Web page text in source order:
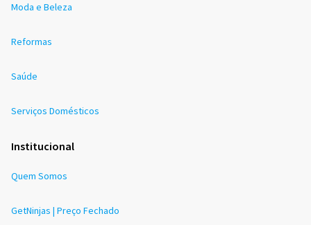
Moda e Beleza
Reformas
Saúde
Serviços Domésticos
Institucional
Quem Somos
GetNinjas | Preço Fechado